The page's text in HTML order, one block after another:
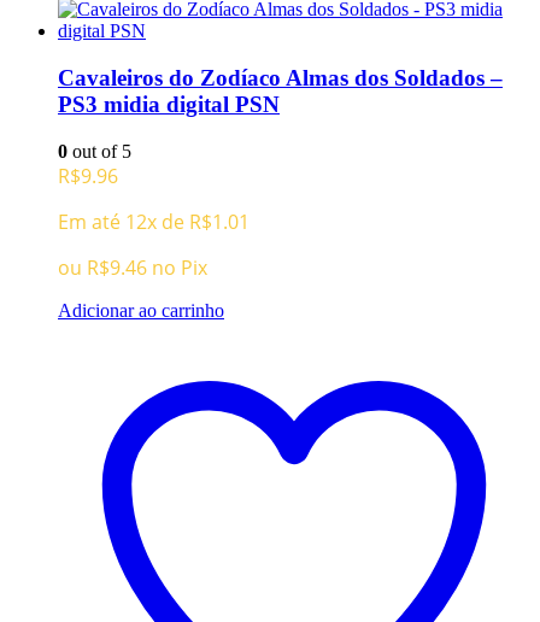
Cavaleiros do Zodíaco Almas dos Soldados –
PS3 midia digital PSN
0 out of 5
R$9.96
Em até 12x de R$1.01
ou R$9.46 no Pix
Adicionar ao carrinho